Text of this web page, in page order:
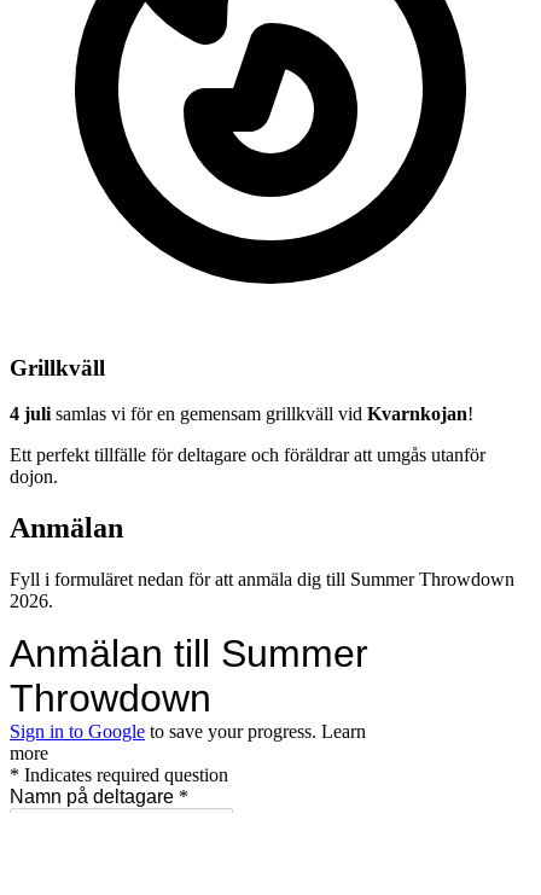
Grillkväll
4 julisamlas vi för en gemensam grillkväll vid Kvarnkojan!
Ett perfekt tillfälle för deltagare och föräldrar att umgås utanför
dojon.
Anmälan
Fyll i formuläret nedan för att anmäla dig till Summer Throwdown
2026.